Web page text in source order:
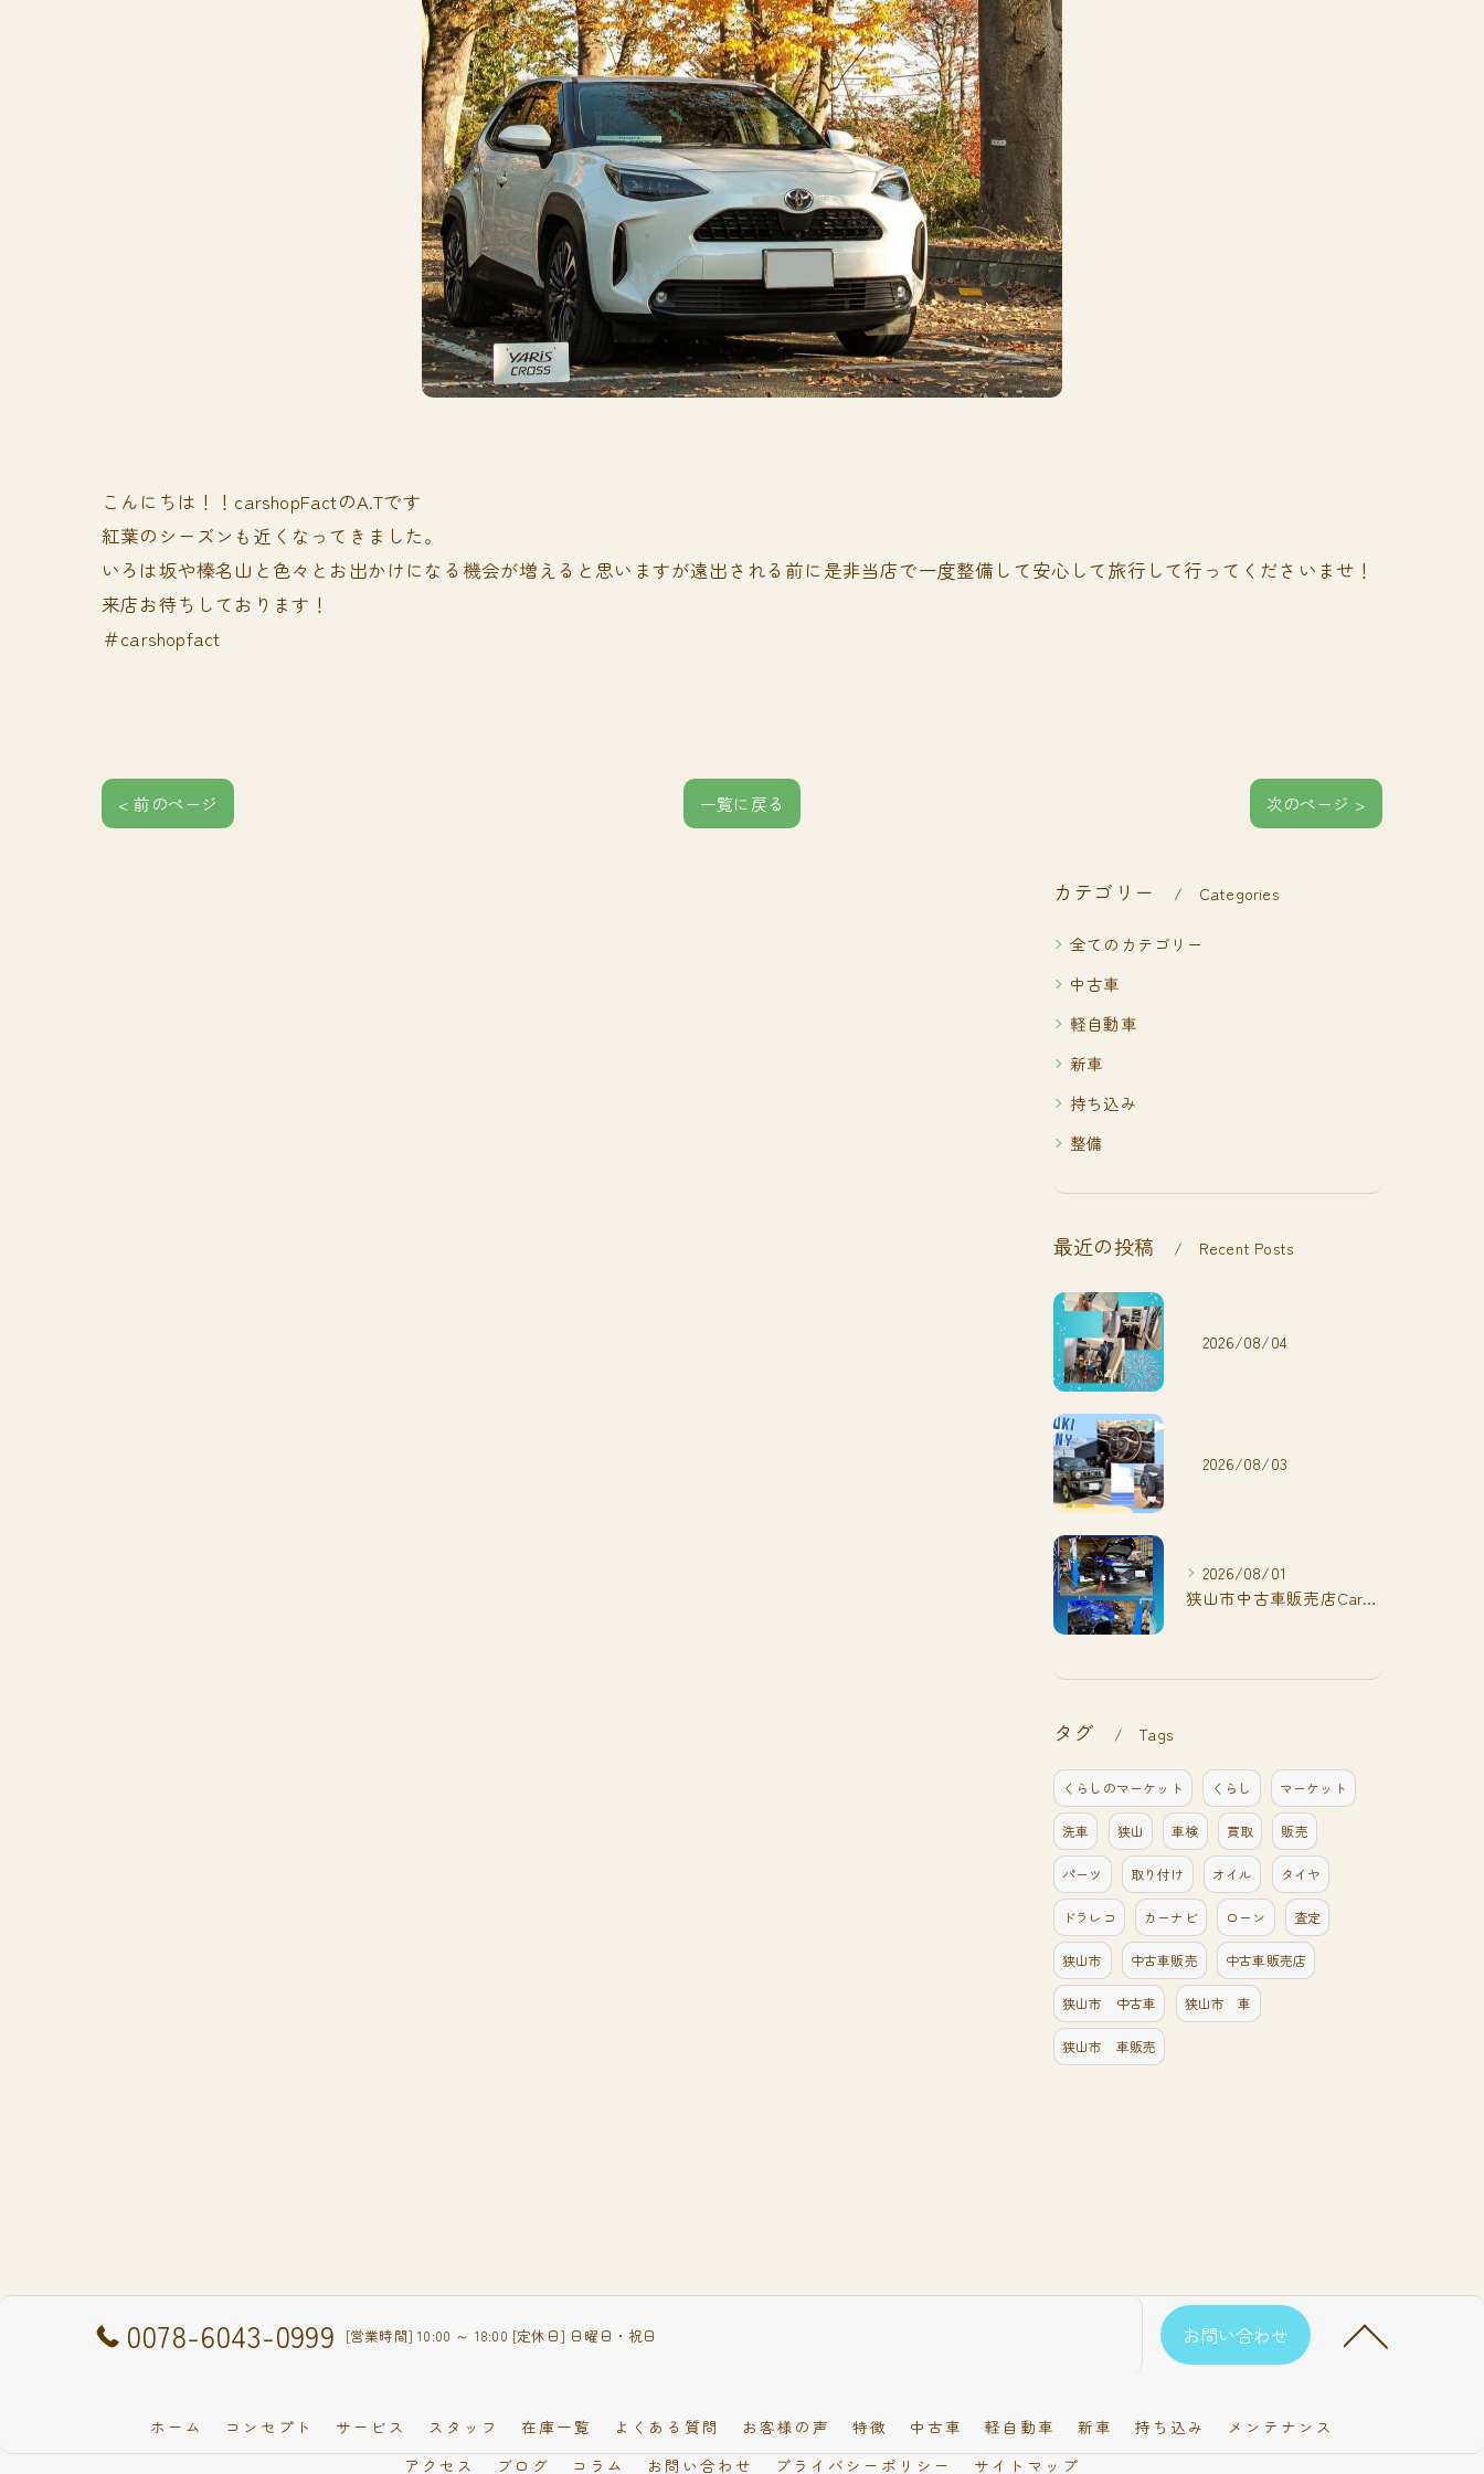
こんにちは！！carshopFactのA.Tです
紅葉のシーズンも近くなってきました。
いろは坂や榛名山と色々とお出かけになる機会が増えると思いますが遠出される前に是非当店で一度整備して安心して旅行して行ってくださいませ！
来店お待ちしております！
＃carshopfact
< 前のページ 一覧に戻る 次のページ >
カテゴリー Categories
全てのカテゴリー
中古車
軽自動車
新車
持ち込み
整備
最近の投稿 Recent Posts
2026/08/04
2026/08/03
2026/08/01
狭山市中古車販売店CarShop FACT.🚗
タグ Tags
くらしのマーケット くらし マーケット
洗車 狭山 車検 買取 販売
パーツ 取り付け オイル タイヤ
ドラレコ カーナビ ローン 査定
狭山市 中古車販売 中古車販売店
狭山市 中古車 狭山市 車
狭山市 車販売
0078-6043-0999 [営業時間] 10:00 ～ 18:00 [定休日] 日曜日・祝日 お問い合わせ
ホーム コンセプト サービス スタッフ 在庫一覧 よくある質問 お客様の声 特徴 中古車 軽自動車 新車 持ち込み
メンテナンス
アクセス
ブログ コラム お問い合わせ プライバシーポリシー サイトマップ